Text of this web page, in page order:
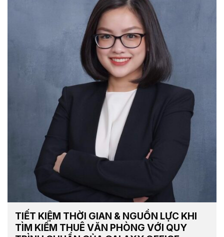
TIẾT KIỆM THỜI GIAN & NGUỒN LỰC KHI
TÌM KIẾM THUÊ VĂN PHÒNG VỚI QUY